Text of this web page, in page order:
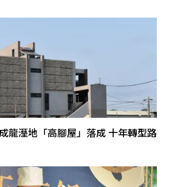
龍溼地「高腳屋」落成 十年轉型路